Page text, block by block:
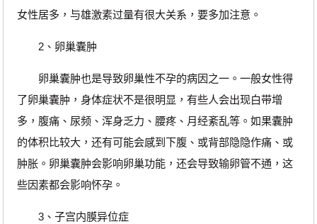
女性居多，与雄激素过量有很大关系，要多加注意。
2、卵巢囊肿
卵巢囊肿也是导致卵巢性不孕的病因之一。一般女性得
了卵巢囊肿，身体症状不是很明显，有些人会出现白带增
多，腹痛、尿频、浑身乏力、腰疼、月经紊乱等。如果囊肿
的体积比较大，还有可能会感到下腹、或背部隐隐作痛、或
肿胀。卵巢囊肿会影响卵巢功能，还会导致输卵管不通，这
些因素都会影响怀孕。
3、子宫内膜异位症